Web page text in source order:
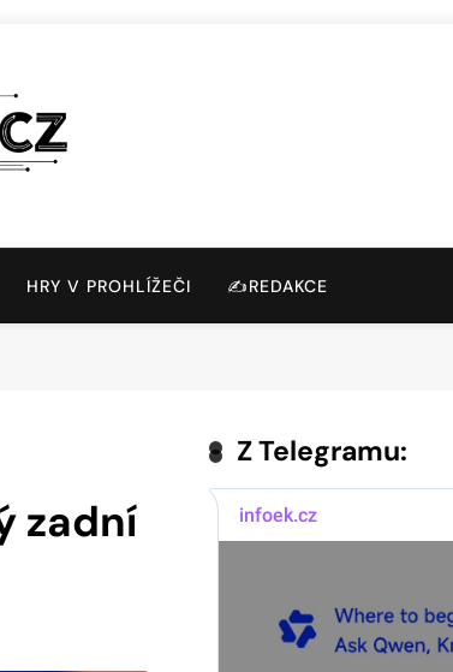
HRY V PROHLÍŽEČI ✍️REDAKCE
zadní
Z Telegramu: